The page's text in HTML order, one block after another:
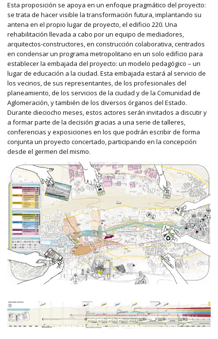
Esta proposición se apoya en un enfoque pragmático del proyecto:
se trata de hacer visible la transformación futura, implantando su
antena en el propio lugar de proyecto, el edificio 220. Una
rehabilitación llevada a cabo por un equipo de mediadores,
arquitectos-constructores, en construcción colaborativa, centrados
en condensar un programa metropolitano en un solo edificio para
establecer la embajada del proyecto: un modelo pedagógico – un
lugar de educación a la ciudad. Esta embajada estará al servicio de
los vecinos, de sus representantes, de los profesionales del
planeamiento, de los servicios de la ciudad y de la Comunidad de
Aglomeración, y también de los diversos órganos del Estado.
Durante dieciocho meses, estos actores serán invitados a discutir y
a formar parte de la decisión gracias a una serie de talleres,
conferencias y exposiciones en los que podrán escribir de forma
conjunta un proyecto concertado, participando en la concepción
desde el germen del mismo.